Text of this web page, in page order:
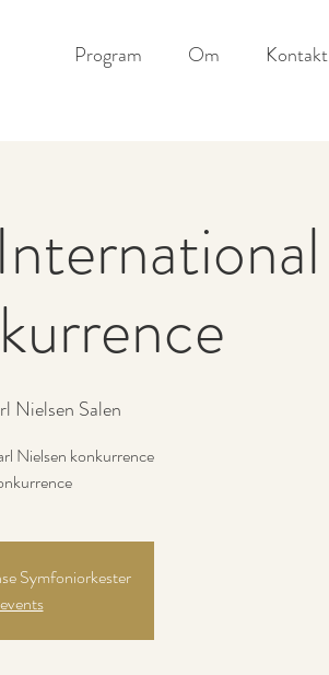
Program Om Kontakt
Nielsen Salen
Nielsen konkurrence
Symfoniorkester